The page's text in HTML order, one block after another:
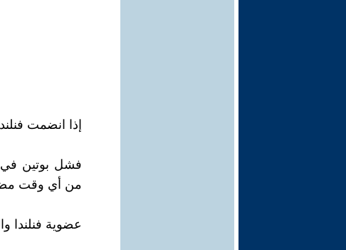
إذا انضمت
فشل بوتين في
من أي وقت
عضوية فنلندا